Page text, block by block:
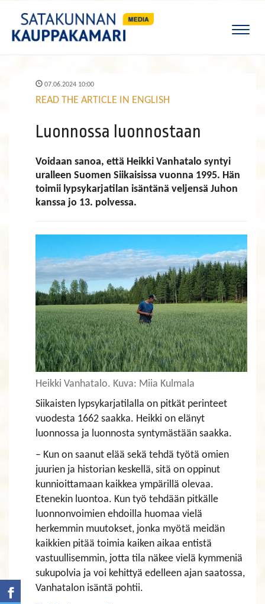
07.06.2024 10:00
READ THE ARTICLE IN ENGLISH
Luonnossa luonnostaan
Voidaan sanoa, että Heikki Vanhatalo syntyi
uralleen Suomen Siikaisissa vuonna 1995. Hän
toimii lypsykarjatilan isäntänä veljensä Juhon
kanssa jo 13. polvessa.
Heikki Vanhatalo. Kuva: Miia Kulmala
Siikaisten lypsykarjatilalla on pitkät perinteet
vuodesta 1662 saakka. Heikki on elänyt
luonnossa ja luonnosta syntymästään saakka.
– Kun on saanut elää sekä tehdä työtä omien
juurien ja historian keskellä, sitä on oppinut
kunnioittamaan kaikkea ympärillä olevaa.
Etenekin luontoa. Kun työ tehdään pitkälle
luonnonvoimien ehdoilla huomaa vielä
herkemmin muutokset, jonka myötä meidän
kaikkien pitää toimia kaiken aikaa entistä
vastuullisemmin, jotta tila näkee vielä kymmeniä
sukupolvia ja voi kehittyä edelleen ajan saatossa,
Vanhatalon isäntä pohtii.